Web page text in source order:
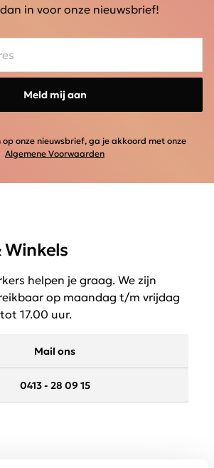
in voor onze nieuwsbrief!
Meld mij aan
onze nieuwsbrief, ga je akkoord met onze
Algemene Voorwaarden
helpen je graag. We zijn
op maandag t/m vrijdag
17.00 uur.
Mail ons
0413 - 28 09 15